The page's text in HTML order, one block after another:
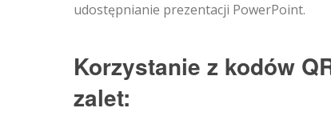
udostępnianie prezentacji PowerPoint.
Korzystanie z kodów
zalet: